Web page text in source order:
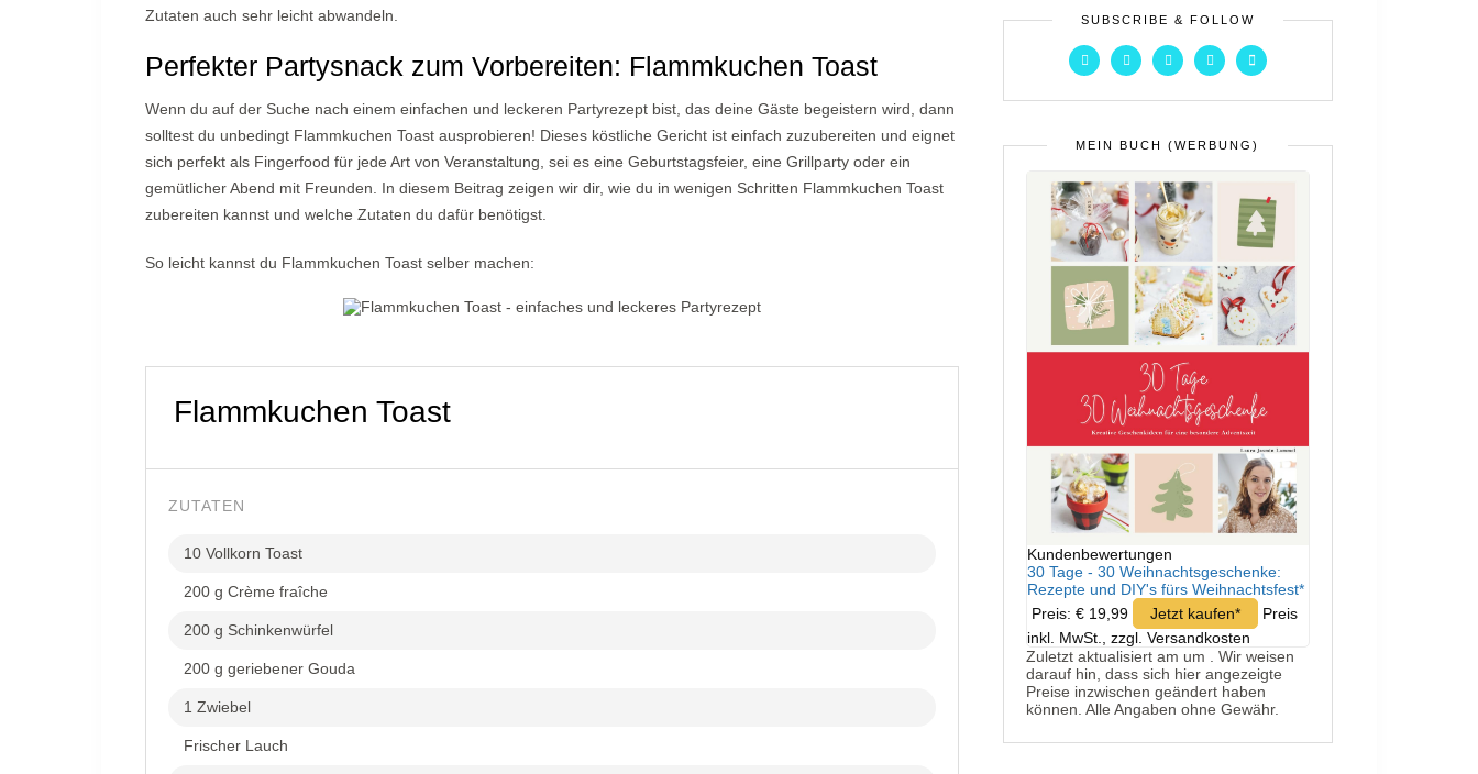
Zutaten auch sehr leicht abwandeln.
Perfekter Partysnack zum Vorbereiten: Flammkuchen Toast
Wenn du auf der Suche nach einem einfachen und leckeren Partyrezept bist, das deine Gäste begeistern wird, dann
solltest du unbedingt Flammkuchen Toast ausprobieren! Dieses köstliche Gericht ist einfach zuzubereiten und eignet
sich perfekt als Fingerfood für jede Art von Veranstaltung, sei es eine Geburtstagsfeier, eine Grillparty oder ein
gemütlicher Abend mit Freunden. In diesem Beitrag zeigen wir dir, wie du in wenigen Schritten Flammkuchen Toast
zubereiten kannst und welche Zutaten du dafür benötigst.
So leicht kannst du Flammkuchen Toast selber machen:
Flammkuchen Toast
ZUTATEN
10 Vollkorn Toast
200 g Crème fraîche
200 g Schinkenwürfel
200 g geriebener Gouda
1 Zwiebel
Frischer Lauch
SUBSCRIBE & FOLLOW
MEIN BUCH (WERBUNG)
Kundenbewertungen
30 Tage - 30 Weihnachtsgeschenke:
Rezepte und DIY's fürs Weihnachtsfest*
Preis: € 19,99
Jetzt kaufen*
Preis
inkl. MwSt., zzgl. Versandkosten
Zuletzt aktualisiert am um . Wir weisen
darauf hin, dass sich hier angezeigte
Preise inzwischen geändert haben
können. Alle Angaben ohne Gewähr.